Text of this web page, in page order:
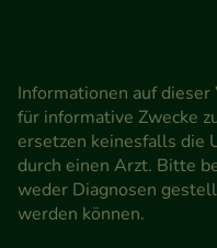
Informationen auf
für informative Zwecke
ersetzen keinesfalls die
durch einen Arzt. Bitte
weder Diagnosen
werden können.